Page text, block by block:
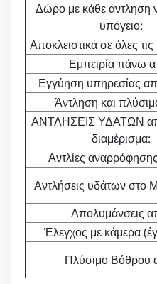
Δώρο με κάθε άντληση
υπόγειο:
Αποκλειστικά σε όλες
Εμπειρία πάνω
Εγγύηση υπηρεσίας
Άντληση και
ΑΝΤΛΗΣΕΙΣ ΥΔΑΤΩΝ
διαμέρισμα:
Αντλίες
Αντλήσεις υδάτων στο
Απολυμάνσεις
Έλεγχος με κάμερα
Πλύσιμο Βόθρου